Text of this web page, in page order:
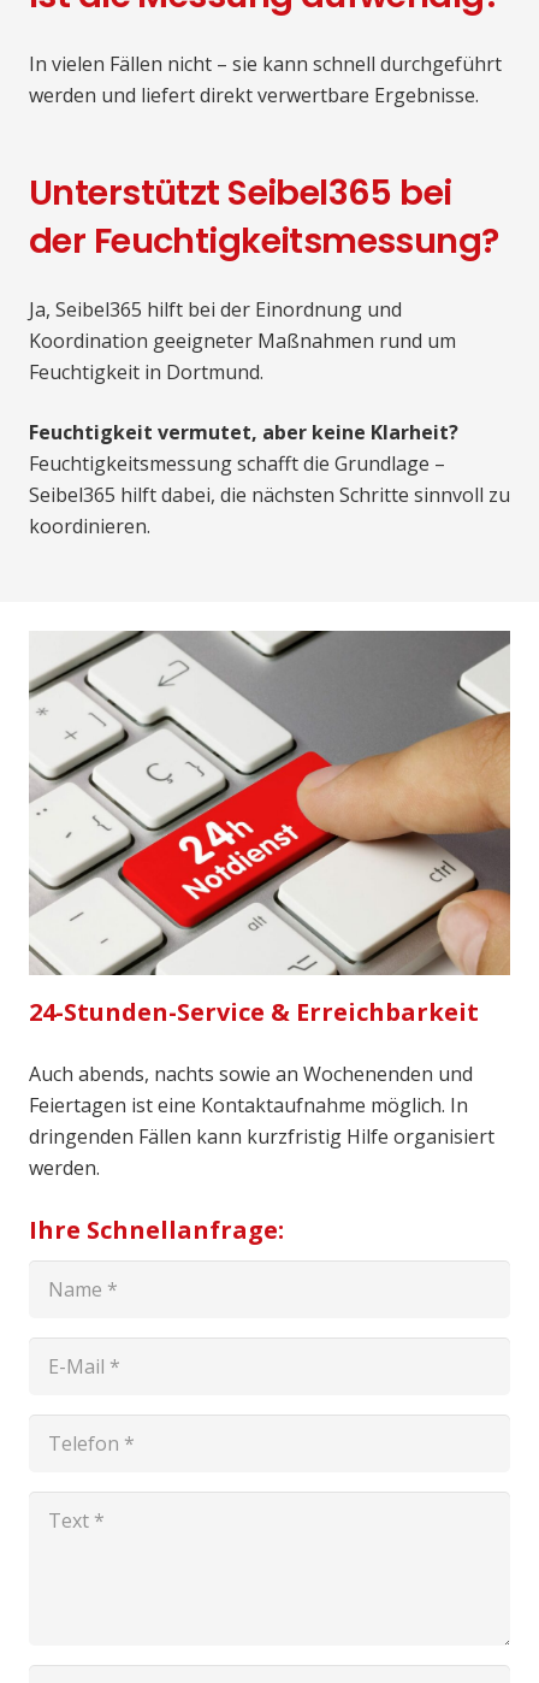
In vielen Fällen nicht – sie kann schnell durchgeführt
werden und liefert direkt verwertbare Ergebnisse.
Unterstützt Seibel365 bei
der Feuchtigkeitsmessung?
Ja, Seibel365 hilft bei der Einordnung und
Koordination geeigneter Maßnahmen rund um
Feuchtigkeit in Dortmund.
Feuchtigkeit vermutet, aber keine Klarheit?
Feuchtigkeitsmessung schafft die Grundlage –
Seibel365 hilft dabei, die nächsten Schritte sinnvoll zu
koordinieren.
24-Stunden-Service & Erreichbarkeit
Auch abends, nachts sowie an Wochenenden und
Feiertagen ist eine Kontaktaufnahme möglich. In
dringenden Fällen kann kurzfristig Hilfe organisiert
werden.
Ihre Schnellanfrage: